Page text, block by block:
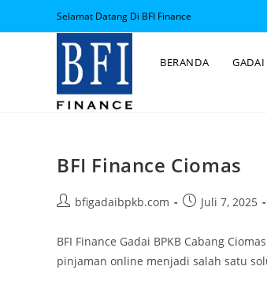
Selamat Datang Di BFI Finance
BERANDA
BFI Finance Ciomas
bfigadaibpkb.com Juli 7, 2025
BFI Finance Gadai BPKB Cabang
pinjaman online menjadi salah satu